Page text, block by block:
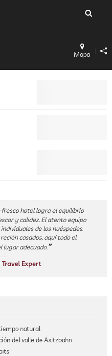
Mapa
hotel logra el equilibrio
y calidez. El atento equipo
de los huéspedes.
casados, aquí todo el
lugar adecuado.
Travel Expert
natural
del valle de Asitzbahn